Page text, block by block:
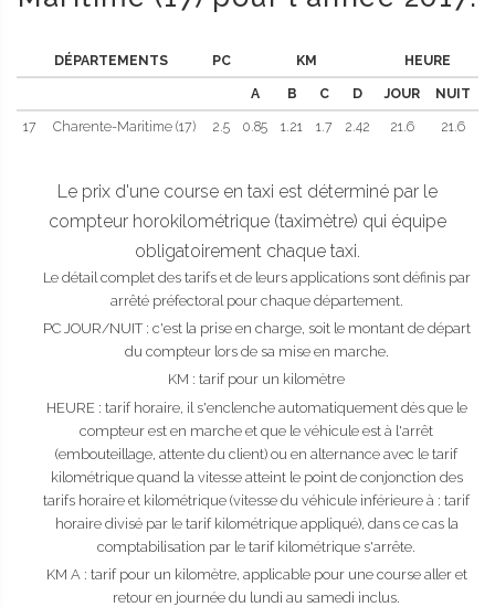
DÉPARTEMENTS PC KM HEURE
A B C D JOUR NUIT
17 Charente-Maritime (17) 2.5 0.85 1.21 1.7 2.42 21.6 21.6
Le prix d'une course en taxi est déterminé par le
compteur horokilométrique (taximètre) qui équipe
obligatoirement chaque taxi.
Le détail complet des tarifs et de leurs applications sont définis par
arrêté préfectoral pour chaque département.
PC JOUR/NUIT : c'est la prise en charge, soit le montant de départ
du compteur lors de sa mise en marche.
KM : tarif pour un kilomètre
HEURE : tarif horaire, il s'enclenche automatiquement dès que le
compteur est en marche et que le véhicule est à l'arrêt
(embouteillage, attente du client) ou en alternance avec le tarif
kilométrique quand la vitesse atteint le point de conjonction des
tarifs horaire et kilométrique (vitesse du véhicule inférieure à : tarif
horaire divisé par le tarif kilométrique appliqué), dans ce cas la
comptabilisation par le tarif kilométrique s'arrête.
KM A : tarif pour un kilomètre, applicable pour une course aller et
retour en journée du lundi au samedi inclus.